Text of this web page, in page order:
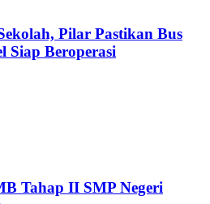
Pilar Pastikan Bus
Siap Beroperasi
Tahap II SMP Negeri